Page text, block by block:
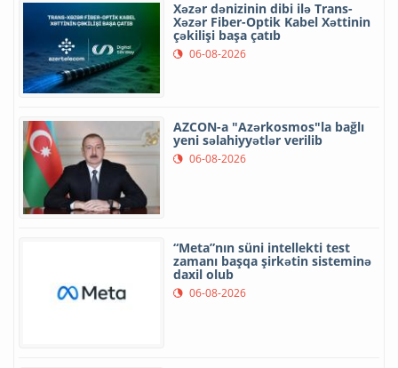
Xəzər dənizinin dibi ilə Trans-
Xəzər Fiber-Optik Kabel Xəttinin
çəkilişi başa çatıb
06-08-2026
AZCON-a "Azərkosmos"la bağlı
yeni səlahiyyətlər verilib
06-08-2026
“Meta”nın süni intellekti test
zamanı başqa şirkətin sisteminə
daxil olub
06-08-2026